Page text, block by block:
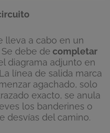
lleva a cabo en un
debe de completar
diagrama adjunto en
línea de salida marca
agachado, solo
exacto, se anula
los banderines o
desvías del camino.